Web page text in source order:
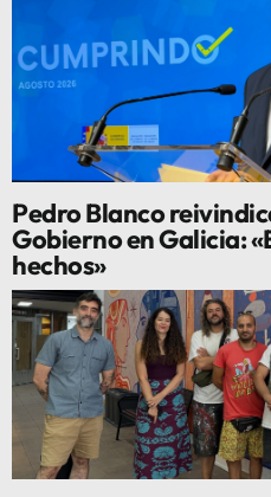
Pedro Blanco
Gobierno en Galicia:
hechos»